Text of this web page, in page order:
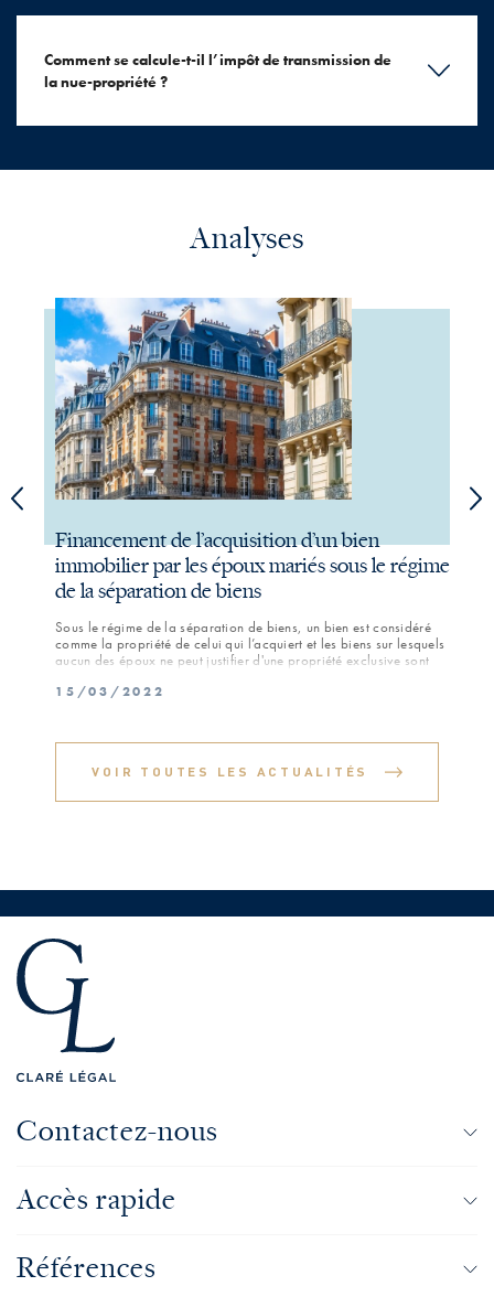
Comment se calcule-t-il l’impôt de transmission de
la nue-propriété ?
Analyses
Financement de l’acquisition d’un bien
immobilier par les époux mariés sous le régime
de la séparation de biens
Sous le régime de la séparation de biens, un bien est considéré
comme la propriété de celui qui l’acquiert et les biens sur lesquels
aucun des époux ne peut justifier d'une propriété exclusive sont
1538 du Code civil). Sur la question de savoir si l’époux qui a
Cour de cassation intègre applique la notion de contribution aux
considérer que l’époux qui a financé une acquisition immobilière
15/03/2022
VOIR TOUTES LES ACTUALITÉS
Contactez-nous
Accès rapide
Références